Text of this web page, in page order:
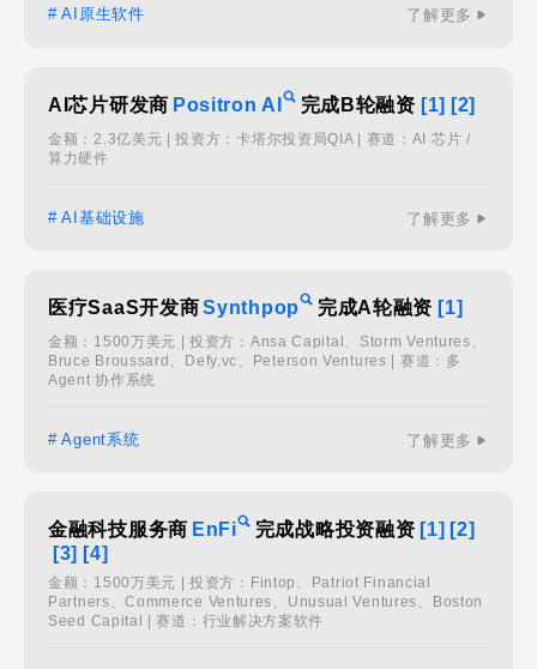
# AI原生软件 了解更多
AI芯片研发商 Positron AI 完成B轮融资 [1] [2]
金额：2.3亿美元 | 投资方：卡塔尔投资局QIA | 赛道：AI 芯片 /
算力硬件
# AI基础设施 了解更多
医疗SaaS开发商Synthpop 完成A轮融资 [1]
金额：1500万美元 | 投资方：Ansa Capital、Storm Ventures、
Bruce Broussard、Defy.vc、Peterson Ventures | 赛道：多
Agent 协作系统
# Agent系统 了解更多
金融科技服务商 EnFi 完成战略投资融资 [1] [2]
[3] [4]
金额：1500万美元 | 投资方：Fintop、Patriot Financial
Partners、Commerce Ventures、Unusual Ventures、Boston
Seed Capital | 赛道：行业解决方案软件